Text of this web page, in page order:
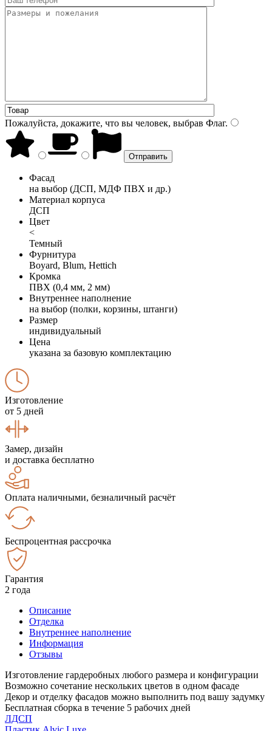
Пожалуйста, докажите, что вы человек, выбрав Флаг.
Фасад
на выбор (ДСП, МДФ ПВХ и др.)
Материал корпуса
ДСП
Цвет
<
Темный
Фурнитура
Boyard, Blum, Hettich
Кромка
ПВХ (0,4 мм, 2 мм)
Внутреннее наполнение
на выбор (полки, корзины, штанги)
Размер
индивидуальный
Цена
указана за базовую комплектацию
Изготовление
от 5 дней
Замер, дизайн
и доставка бесплатно
Оплата наличными, безналичный расчёт
Беспроцентная рассрочка
Гарантия
2 года
Описание
Отделка
Внутреннее наполнение
Информация
Отзывы
Изготовление гардеробных любого размера и конфигурации
Возможно сочетание нескольких цветов в одном фасаде
Декор и отделку фасадов можно выполнить под вашу задумку
Бесплатная сборка в течение 5 рабочих дней
ЛДСП